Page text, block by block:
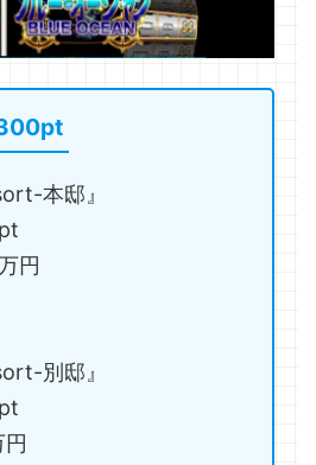
本邸』
円
別邸』